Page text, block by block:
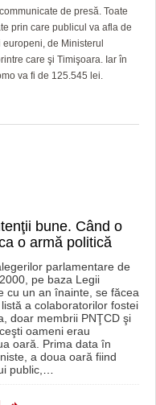
de presă. Toate
prin care publicul va afla de
de Ministerul
care şi Timişoara. Iar în
va fi de 125.545 lei.
bune. Când o
o armă politică
parlamentare de
pe baza Legii
cu un an înainte, se făcea
a colaboratorilor fostei
doar membrii PNŢCD şi
oameni erau
oară. Prima data în
a doua oară fiind
public,…